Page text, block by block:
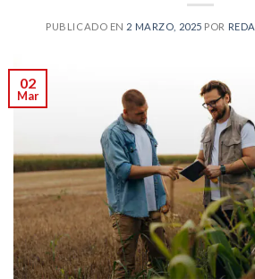
PUBLICADO EN 2 MARZO, 2025 POR
02
Mar